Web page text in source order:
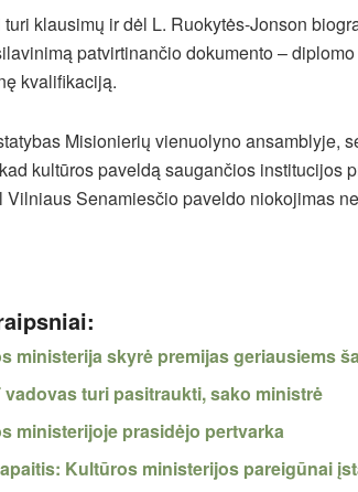
klausimų ir dėl L. Ruokytės-Jonson
patvirtinančio dokumento –
kvalifikaciją.
Misionierių vienuolyno ansamblyje,
kultūros paveldą saugančios institucijos
Vilniaus Senamiesčio paveldo niokojimas
ministerija skyrė premijas geriausiems
vadovas turi pasitraukti, sako ministrė
ministerijoje prasidėjo pertvarka
Kultūros ministerijos pareigūnai